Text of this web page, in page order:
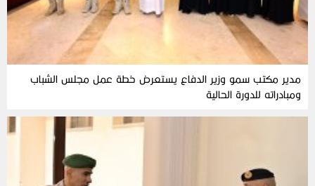
مدير مكتب سمو وزير الدفاع يستعرض خطة عمل مجلس الشباب
ومبادراته للدورة الحالية